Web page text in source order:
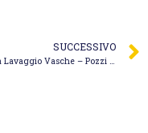
SUCCESSIVO
Vicenza Lavaggio Vasche – Pozzi Neri Cacciatori